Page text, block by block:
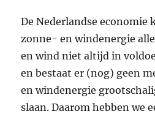
De Nederlandse economie
zonne- en windenergie
en wind niet altijd in
en bestaat er (nog) geen
en windenergie
slaan. Daarom hebben we